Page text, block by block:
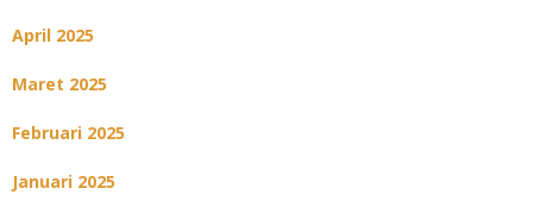
April 2025
Maret 2025
Februari 2025
Januari 2025